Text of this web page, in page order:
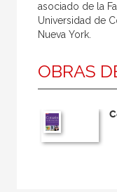
Editora
Escritora
Prologuista
Traductor
asociado de la
Universidad de
Nueva York.
OBRAS